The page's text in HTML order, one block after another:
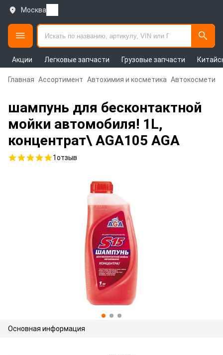
Москва
Акции Легковые запчасти Грузовые запчасти
Главная Ассортимент Автохимия и косметика Автокосметика
шампунь для бесконтактной
мойки автомобиля! 1L,
концентрат\ AGA105 AGA
1отзыв
Основная информация